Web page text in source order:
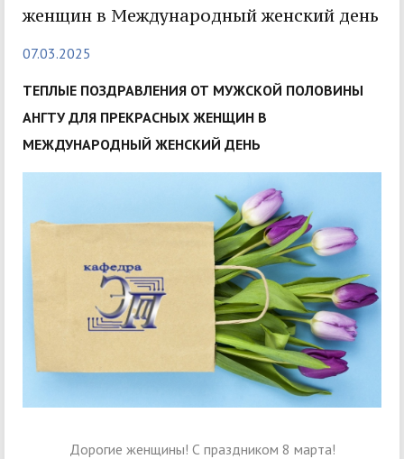
женщин в Международный женский день
07.03.2025
ТЕПЛЫЕ ПОЗДРАВЛЕНИЯ ОТ МУЖСКОЙ ПОЛОВИНЫ
АНГТУ ДЛЯ ПРЕКРАСНЫХ ЖЕНЩИН В
МЕЖДУНАРОДНЫЙ ЖЕНСКИЙ ДЕНЬ
Дорогие женщины! С праздником 8 марта!